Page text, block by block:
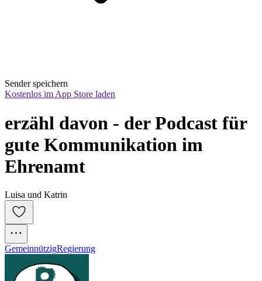
Sender speichern
Kostenlos im App Store laden
erzähl davon - der Podcast für
gute Kommunikation im
Ehrenamt
Luisa und Katrin
GemeinnützigRegierung